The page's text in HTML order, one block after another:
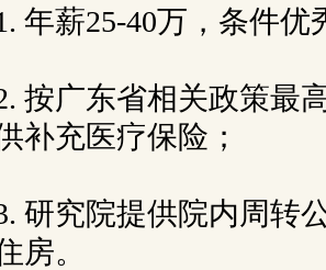
年薪25-40万，条件
按广东省相关政策最
补充医疗保险；
研究院提供院内周转
房。